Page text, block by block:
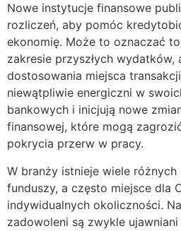
Nowe instytucje finansowe
rozliczeń, aby pomóc
ekonomię. Może to oznaczać
zakresie przyszłych
dostosowania miejsca
niewątpliwie energiczni w
bankowych i inicjują nowe
finansowej, które mogą
pokrycia przerw w pracy.
W branży istnieje wiele
funduszy, a często miejsce dla
indywidualnych okoliczności.
zadowoleni są zwykle